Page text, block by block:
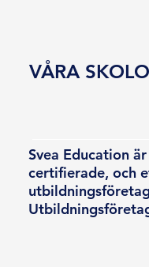
Svea Education
certifierade, och
VÅRA